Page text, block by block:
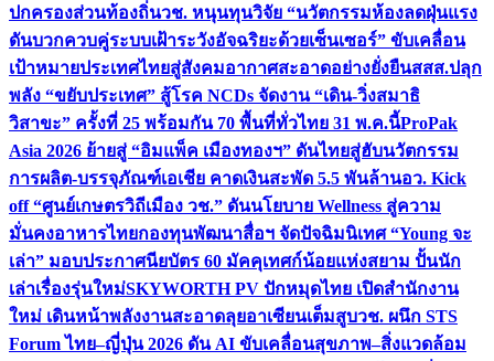
ปกครองส่วนท้องถิ่นวช. หนุนทุนวิจัย “นวัตกรรมห้องลดฝุ่นแรง
ดันบวกควบคู่ระบบเฝ้าระวังอัจฉริยะด้วยเซ็นเซอร์” ขับเคลื่อน
เป้าหมายประเทศไทยสู่สังคมอากาศสะอาดอย่างยั่งยืนสสส.ปลุก
พลัง “ขยับประเทศ” สู้โรค NCDs จัดงาน “เดิน-วิ่งสมาธิ
วิสาขะ” ครั้งที่ 25 พร้อมกัน 70 พื้นที่ทั่วไทย 31 พ.ค.นี้ProPak
Asia 2026 ย้ายสู่ “อิมแพ็ค เมืองทองฯ” ดันไทยสู่ฮับนวัตกรรม
การผลิต-บรรจุภัณฑ์เอเชีย คาดเงินสะพัด 5.5 พันล้านอว. Kick
off “ศูนย์เกษตรวิถีเมือง วช.” ดันนโยบาย Wellness สู่ความ
มั่นคงอาหารไทยกองทุนพัฒนาสื่อฯ จัดปัจฉิมนิเทศ “Young จะ
เล่า” มอบประกาศนียบัตร 60 มัคคุเทศก์น้อยแห่งสยาม ปั้นนัก
เล่าเรื่องรุ่นใหม่SKYWORTH PV ปักหมุดไทย เปิดสำนักงาน
ใหม่ เดินหน้าพลังงานสะอาดลุยอาเซียนเต็มสูบวช. ผนึก STS
Forum ไทย–ญี่ปุ่น 2026 ดัน AI ขับเคลื่อนสุขภาพ–สิ่งแวดล้อม